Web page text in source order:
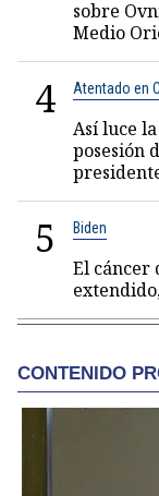
sobre
Medio
4 Atentado en
Así luce
posesión
5 Biden
El cáncer